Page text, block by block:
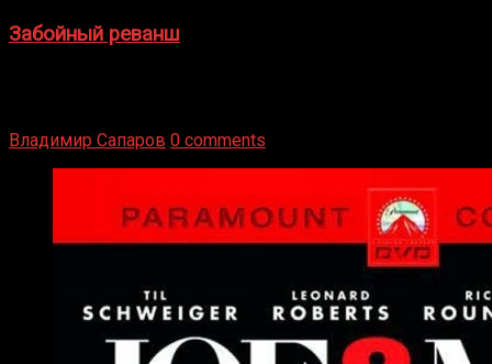
Забойный реванш
Владимир Сапаров 0 comments